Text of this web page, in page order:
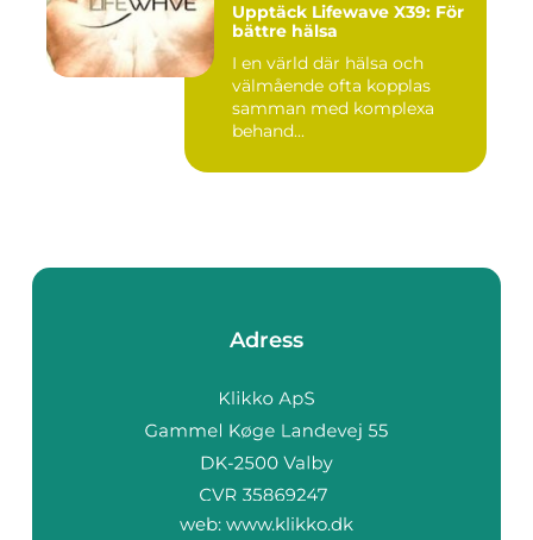
Upptäck Lifewave X39: För
bättre hälsa
I en värld där hälsa och
välmående ofta kopplas
samman med komplexa
behand...
Adress
web: www.klikko.dk